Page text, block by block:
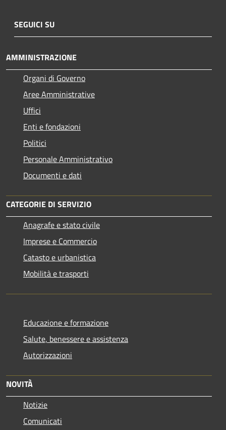
SEGUICI SU
AMMINISTRAZIONE
Organi di Governo
Aree Amministrative
Uffici
Enti e fondazioni
Politici
Personale Amministrativo
Documenti e dati
CATEGORIE DI SERVIZIO
Anagrafe e stato civile
Imprese e Commercio
Catasto e urbanistica
Mobilità e trasporti
Educazione e formazione
Salute, benessere e assistenza
Autorizzazioni
NOVITÀ
Notizie
Comunicati